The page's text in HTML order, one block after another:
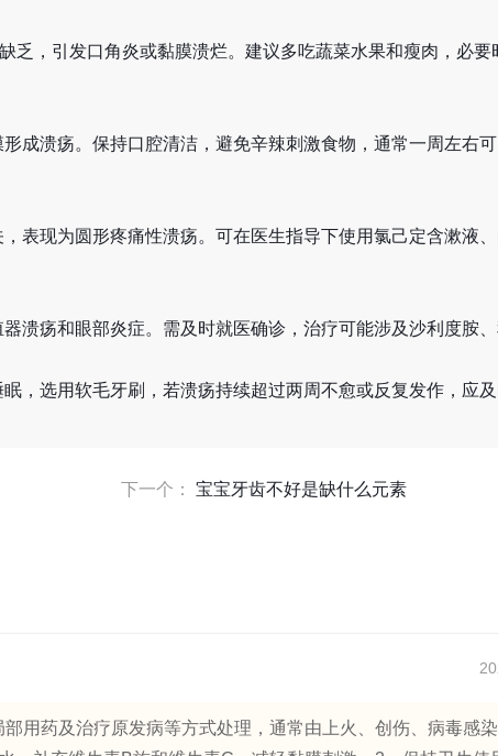
乏，引发口角炎或黏膜溃烂。建议多吃蔬菜水果和瘦肉，必要
成溃疡。保持口腔清洁，避免辛辣刺激食物，通常一周左右
表现为圆形疼痛性溃疡。可在医生指导下使用氯己定含漱液
溃疡和眼部炎症。需及时就医确诊，治疗可能涉及沙利度胺
，选用软毛牙刷，若溃疡持续超过两周不愈或反复发作，应
下一个： 宝宝牙齿不好是缺什么元素
用药及治疗原发病等方式处理，通常由上火、创伤、病毒感